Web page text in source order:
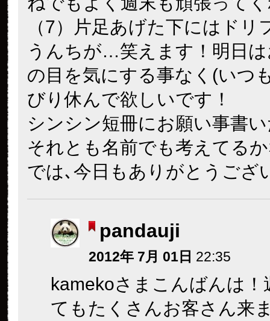
（7）片足あげた下にはドリ
うんちが…笑えます！明日
の目を気にする事なく(いつ
びり休んで欲しいです！
シンシン短冊にお願い事書
それとも名前でも考えてる
では､今日もありがとうござ
pandauji
2012年 7月 01日 22:35
kamekoさまこんばんは！
てもたくさんお客さん来